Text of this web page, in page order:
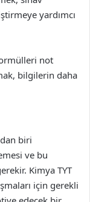
yardımcı
not
bilgilerin daha
biri
ve bu
Kimya TYT
için gerekli